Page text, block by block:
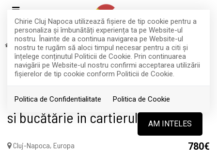
Chirie Cluj Napoca utilizează fişiere de tip cookie pentru a
personaliza și îmbunătăți experiența ta pe Website-ul
nostru. Înainte de a continua navigarea pe Website-ul
nostru te rugăm să aloci timpul necesar pentru a citi și
înțelege conținutul Politicii de Cookie. Prin continuarea
navigării pe Website-ul nostru confirmi acceptarea utilizării
fişierelor de tip cookie conform Politicii de Cookie.
Politica de Confidentialitate Politica de Cookie
AM INTELES
Inchiriere Apartamente Cluj-Napoca Europa
Acest anunt nu mai este activ !
Apartament cu 3 dormitoare + living
si bucătărie in cartierul Europa
Cluj-Napoca, Europa 780€
RETRAS